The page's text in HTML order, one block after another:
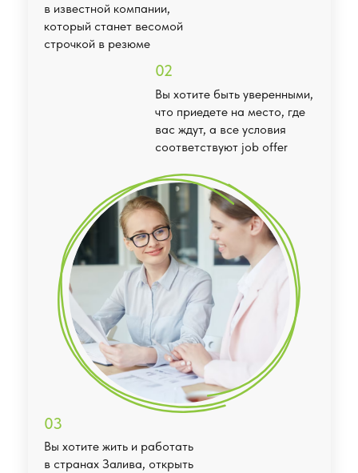
Вы хотите жить и работать
в странах Залива, открыть
в известной компании,
который станет весомой
строчкой в резюме
Вы хотите быть уверенными,
что приедете на место, где
вас ждут, а все условия
соответствуют job offer
02
03